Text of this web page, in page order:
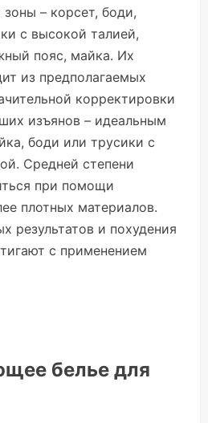
– корсет, боди,
с высокой талией,
пояс, майка. Их
из предполагаемых
корректировки
изъянов – идеальным
боди или трусики с
Средней степени
при помощи
плотных материалов.
результатов и похудения
с применением
белье для